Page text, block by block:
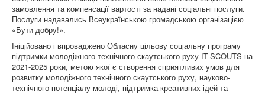
замовлення та компенсації вартості за надані соціальні послуги.
Послуги надавались Всеукраїнською громадською організацією
«Бути добру!».
Ініційовано і впроваджено Обласну цільову соціальну програму
підтримки молодіжного технічного скаутського руху ІT-SCOUTS на
2021-2025 роки, метою якої є створення сприятливих умов для
розвитку молодіжного технічного скаутського руху, науково-
технічного потенціалу молоді, підтримка креативних ідей та